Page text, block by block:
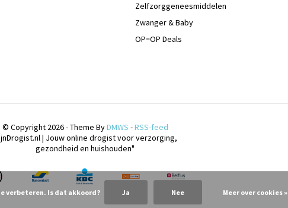
Zelfzorggeneesmiddelen
Zwanger & Baby
OP=OP Deals
© Copyright 2026 - Theme ByDMWS -RSS-feed
| Jouw online drogist voor verzorging,
gezondheid en huishouden"
verbeteren. Is dat akkoord? Ja Nee Meer over cookies »